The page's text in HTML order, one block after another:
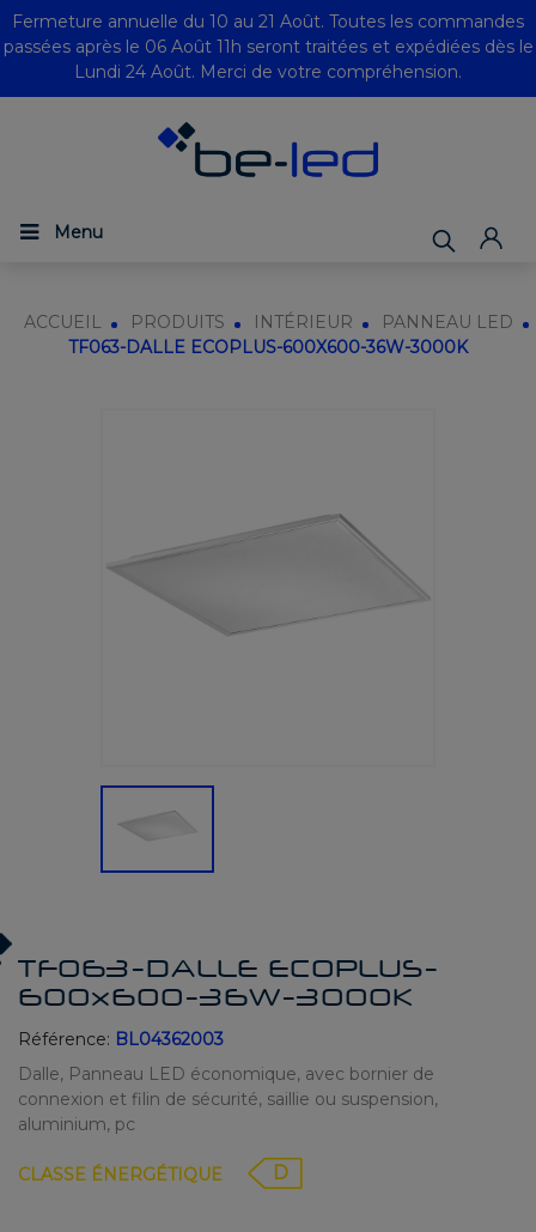
Fermeture annuelle du 10 au 21 Août. Toutes les commandes
passées après le 06 Août 11h seront traitées et expédiées dès le
Lundi 24 Août. Merci de votre compréhension.
Menu
ACCUEIL PRODUITS INTÉRIEUR
PANNEAU LED
TF063-DALLE ECOPLUS-600X600-36W-3000K
TF063-DALLE ECOPLUS-
600x600-36W-3000K
Référence: BL04362003
Dalle, Panneau LED économique, avec bornier de
connexion et filin de sécurité, saillie ou suspension,
aluminium, pc
CLASSE ÉNERGÉTIQUE D